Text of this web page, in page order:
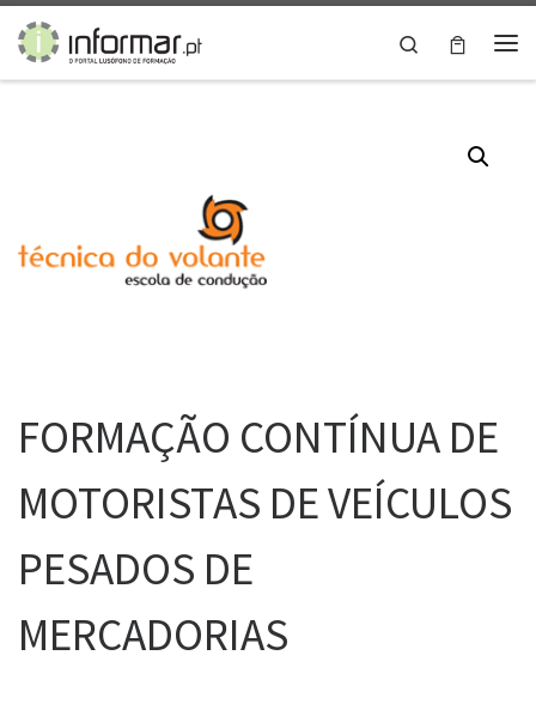
Skip to content
Search
FORMAÇÃO CONTÍNUA DE
MOTORISTAS DE VEÍCULOS
PESADOS DE
MERCADORIAS